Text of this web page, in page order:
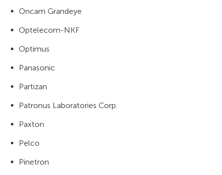
Oncam Grandeye
Optelecom-NKF
Optimus
Panasonic
Partizan
Patronus Laboratories Corp.
Paxton
Pelco
Pinetron